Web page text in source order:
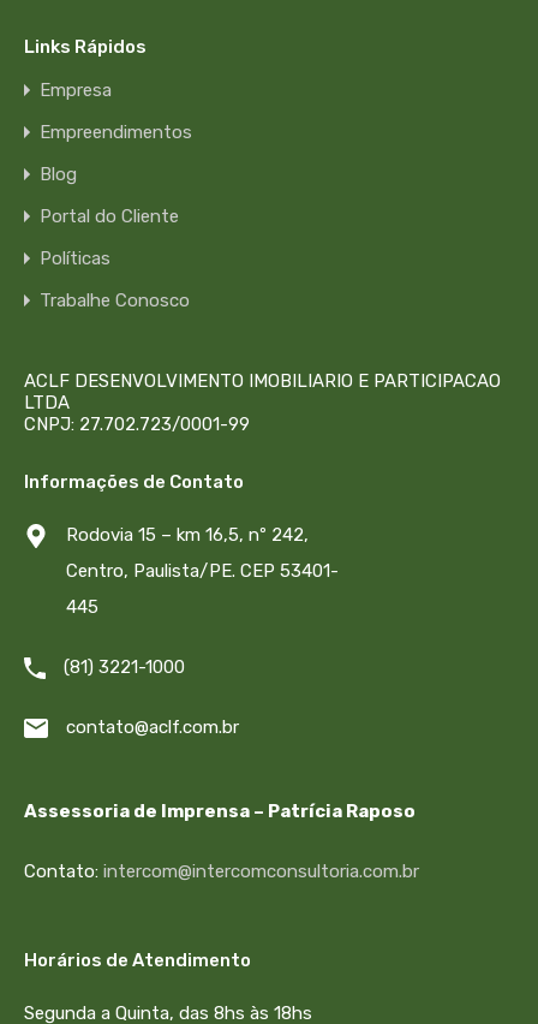
Links Rápidos
Empresa
Empreendimentos
Blog
Portal do Cliente
Políticas
Trabalhe Conosco
ACLF DESENVOLVIMENTO IMOBILIARIO E PARTICIPACAO
LTDA
CNPJ: 27.702.723/0001-99
Informações de Contato
Rodovia 15 – km 16,5, nº 242,
Centro, Paulista/PE. CEP 53401-
445
(81) 3221-1000
contato@aclf.com.br
Assessoria de Imprensa – Patrícia Raposo
Contato: intercom@intercomconsultoria.com.br
Horários de Atendimento
Segunda a Quinta, das 8hs às 18hs